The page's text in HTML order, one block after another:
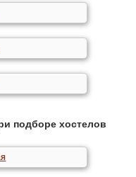
подборе хостелов